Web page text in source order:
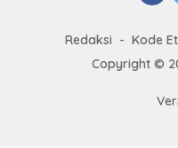
Redaksi Kode
Copyright ©